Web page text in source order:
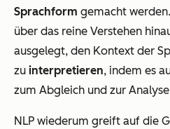
Sprachform gemacht
über das reine Verstehen
ausgelegt, den Kontext der
zu interpretieren, indem es
zum Abgleich und zur
NLP wiederum greift auf die